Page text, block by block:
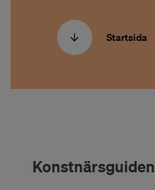
Startsida
Konstnärsguiden